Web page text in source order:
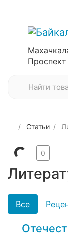
Статьи
0
Все